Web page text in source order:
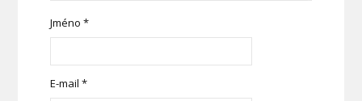
Jméno*
E-mail*